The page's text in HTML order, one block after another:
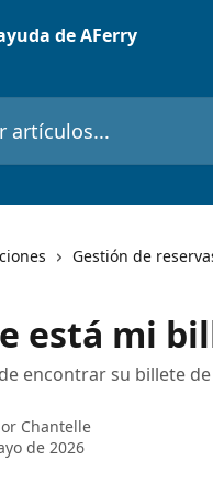
Gestión de
está mi
encontrar su billete
Chantelle
de 2026